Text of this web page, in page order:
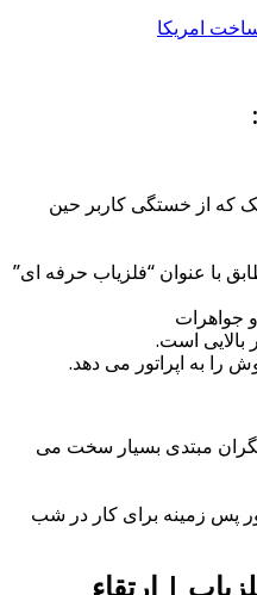
که از خستگی کاربر حین
با عنوان “فلزیاب حرفه ای”
جواهرات
است.
را به اپراتور می دهد.
مبتدی بسیار سخت می
پس زمینه برای کار در شب